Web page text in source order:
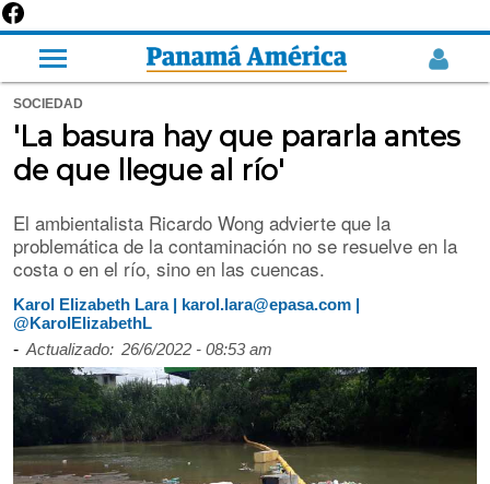
SOCIEDAD
'La basura hay que pararla antes
de que llegue al río'
El ambientalista Ricardo Wong advierte que la
problemática de la contaminación no se resuelve en la
costa o en el río, sino en las cuencas.
Karol Elizabeth Lara | karol.lara@epasa.com |
@KarolElizabethL
- Actualizado: 26/6/2022 - 08:53 am